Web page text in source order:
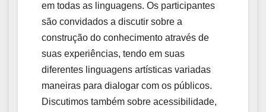
em todas as linguagens. Os participantes
são convidados a discutir sobre a
construção do conhecimento através de
suas experiências, tendo em suas
diferentes linguagens artísticas variadas
maneiras para dialogar com os públicos.
Discutimos também sobre acessibilidade,